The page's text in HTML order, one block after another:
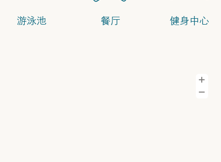
游泳池 餐厅 健身中心